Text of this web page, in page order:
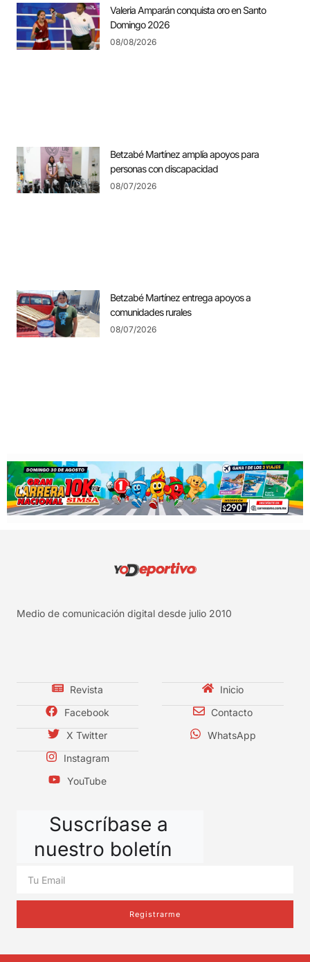
Valeria Amparán conquista oro en Santo
Domingo 2026
08/08/2026
Betzabé Martínez amplía apoyos para
personas con discapacidad
08/07/2026
Betzabé Martínez entrega apoyos a
comunidades rurales
08/07/2026
Medio de comunicación digital desde julio 2010
Revista
Facebook
X Twitter
Instagram
YouTube
Inicio
Contacto
WhatsApp
Suscríbase a
nuestro boletín
Registrarme